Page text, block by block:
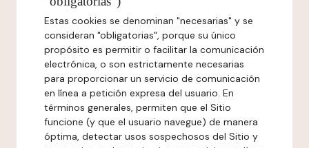
Estas cookies se denominan "necesarias" y se
consideran "obligatorias", porque su único
propósito es permitir o facilitar la comunicación
electrónica, o son estrictamente necesarias
para proporcionar un servicio de comunicación
en línea a petición expresa del usuario. En
términos generales, permiten que el Sitio
funcione (y que el usuario navegue) de manera
óptima, detectar usos sospechosos del Sitio y